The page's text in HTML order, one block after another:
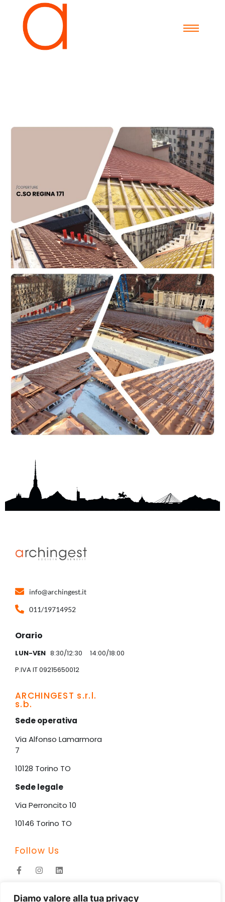
Diamo valore alla tua privacy
info@archingest.it
011/19714952
Orario
LUN-VEN 8:30/12:30 14:00/18:00
P.IVA IT 09215650012
ARCHINGEST s.r.l.
s.b.
Sede operativa
Via Alfonso Lamarmora
7
10128 Torino TO
Sede legale
Via Perroncito 10
10146 Torino TO
Follow Us
©2026 Archingest s.r.l.